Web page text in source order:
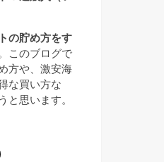
の貯め方をす
このブログで
方や、激安海
な買い方な
と思います。